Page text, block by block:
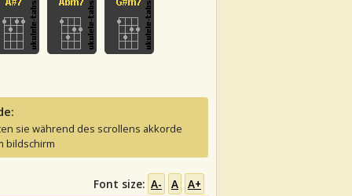
sie während des scrollens akkorde
bildschirm
Font size: A- A A+